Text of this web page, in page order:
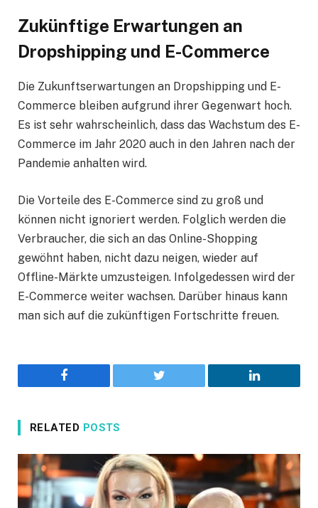
Zukünftige Erwartungen an
Dropshipping und E-Commerce
Die Zukunftserwartungen an Dropshipping und E-
Commerce bleiben aufgrund ihrer Gegenwart hoch.
Es ist sehr wahrscheinlich, dass das Wachstum des E-
Commerce im Jahr 2020 auch in den Jahren nach der
Pandemie anhalten wird.
Die Vorteile des E-Commerce sind zu groß und
können nicht ignoriert werden. Folglich werden die
Verbraucher, die sich an das Online-Shopping
gewöhnt haben, nicht dazu neigen, wieder auf
Offline-Märkte umzusteigen. Infolgedessen wird der
E-Commerce weiter wachsen. Darüber hinaus kann
man sich auf die zukünftigen Fortschritte freuen.
Facebook Twitter LinkedIn
RELATED POSTS